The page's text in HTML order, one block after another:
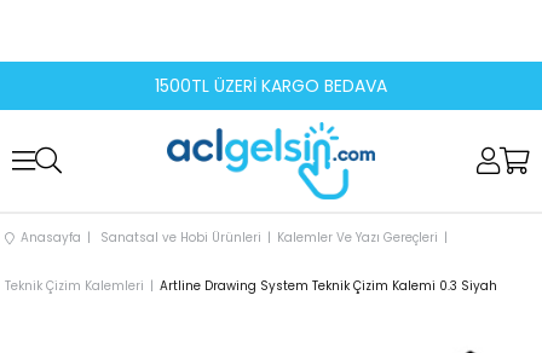
1500TL ÜZERİ KARGO BEDAVA
Anasayfa Sanatsal ve Hobi Ürünleri Kalemler Ve Yazı Gereçleri
Teknik Çizim Kalemleri Artline Drawing System Teknik Çizim Kalemi 0.3 Siyah